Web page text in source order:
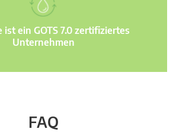
ist ein GOTS 7.0 zertifiziertes
Unternehmen
FAQ